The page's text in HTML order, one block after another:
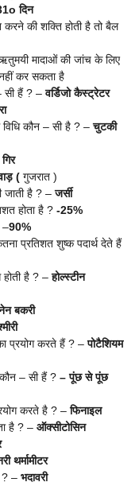
दिन
की शक्ति होती है तो बैल
मादाओं की जांच के लिए
कर सकता है
– सी हैं ? –वर्डिजो कैस्ट्रेटर
विधि कौन – सी है ? –चुटकी
गिर
( गुजरात )
जाती है ? –जर्सी
होता है ? -25%
–90%
प्रतिशत शुष्क पदार्थ देते हैं
होती है ? –होल्स्टीन
बकरी
प्रयोग करते हैं ? –पोटैशियम
– सी हैं ? – पूंछ से पूंछ
करते है ? –फिनाइल
है ? – ऑक्सीटोसिन
थर्मामीटर
? – भदावरी